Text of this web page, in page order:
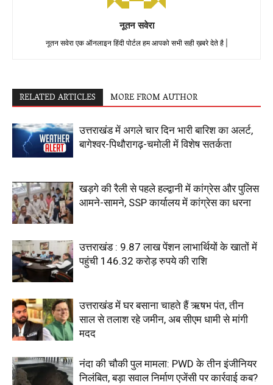
नूतन सवेरा
नूतन सवेरा एक ऑनलाइन हिंदी पोर्टल हम आपको सभी सही ख़बरे देते है |
RELATED ARTICLES MORE FROM AUTHOR
उत्तराखंड में अगले चार दिन भारी बारिश का अलर्ट,
बागेश्वर-पिथौरागढ़-चमोली में विशेष सतर्कता
खड़गे की रैली से पहले हल्द्वानी में कांग्रेस और पुलिस
आमने-सामने, SSP कार्यालय में कांग्रेस का धरना
उत्तराखंड : 9.87 लाख पेंशन लाभार्थियों के खातों में
पहुंची 146.32 करोड़ रुपये की राशि
उत्तराखंड में घर बसाना चाहते हैं ऋषभ पंत, तीन
साल से तलाश रहे जमीन, अब सीएम धामी से मांगी
मदद
नंदा की चौकी पुल मामला: PWD के तीन इंजीनियर
निलंबित, बड़ा सवाल निर्माण एजेंसी पर कार्रवाई कब?